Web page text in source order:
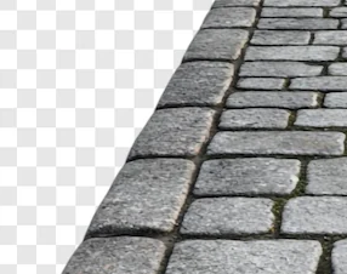
agências e estúdios.
Português